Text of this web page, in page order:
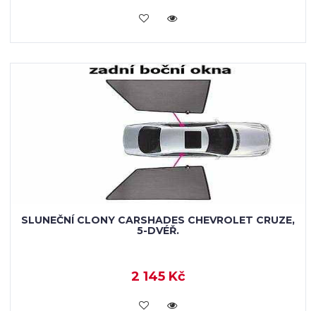
KOUPIT
SLUNEČNÍ CLONY CARSHADES CHEVROLET CRUZE,
5-DVÉŘ.
2 145 Kč
KOUPIT